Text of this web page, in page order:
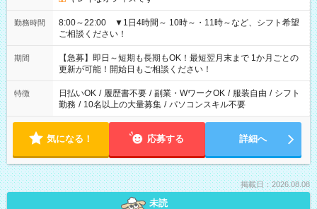
勤務時間
8:00～22:00 ▼1日4時間～ 10時～・11時～など、シフト希望
ご相談ください！
期間
【急募】即日～短期も長期もOK！最短翌月末まで 1か月ごとの
更新が可能！開始日もご相談ください！
特徴 日払いOK / 履歴書不要 / 副業・WワークOK / 服装自由 / シフト
勤務 / 10名以上の大量募集 / パソコンスキル不要
気になる！ 応募する 詳細へ
掲載日：2026.08.08
未読